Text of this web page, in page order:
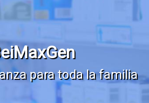
para toda la familia